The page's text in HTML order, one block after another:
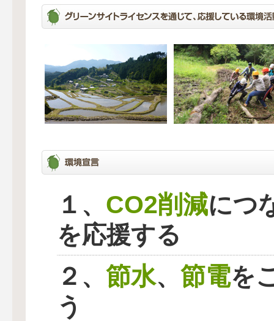
１、 CO2削減につ
を応援する
２、 節水、 節電を
う